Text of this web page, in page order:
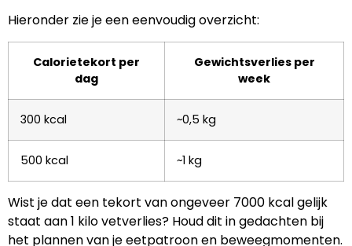
Hieronder zie je een eenvoudig overzicht:
Calorietekort per
dag
Gewichtsverlies per
week
300 kcal ~0,5 kg
500 kcal ~1 kg
Wist je dat een tekort van ongeveer 7000 kcal gelijk
staat aan 1 kilo vetverlies? Houd dit in gedachten bij
het plannen van je eetpatroon en beweegmomenten.